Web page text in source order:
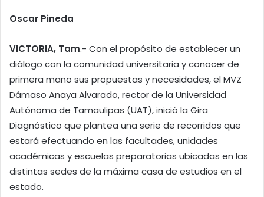
Oscar Pineda
VICTORIA, Tam.- Con el propósito de establecer un
diálogo con la comunidad universitaria y conocer de
primera mano sus propuestas y necesidades, el MVZ
Dámaso Anaya Alvarado, rector de la Universidad
Autónoma de Tamaulipas (UAT), inició la Gira
Diagnóstico que plantea una serie de recorridos que
estará efectuando en las facultades, unidades
académicas y escuelas preparatorias ubicadas en las
distintas sedes de la máxima casa de estudios en el
estado.